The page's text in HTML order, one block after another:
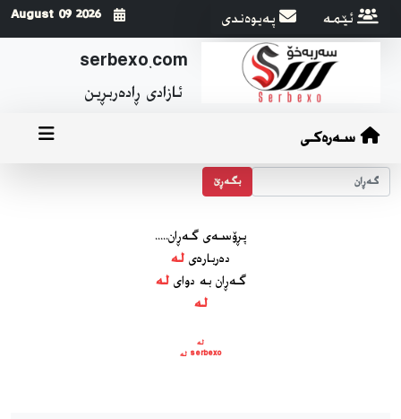
serbexo.com
ئازادی ڕاده‌ربڕین
ئێمه په‌یوه‌ندی 2026 August 09
سەرەکی
بگه‌ڕێ
پڕۆسه‌ی گه‌ڕان.....
ده‌رباره‌ی لە
گه‌ڕان به دوایلە
لە
لە
serbexo لە